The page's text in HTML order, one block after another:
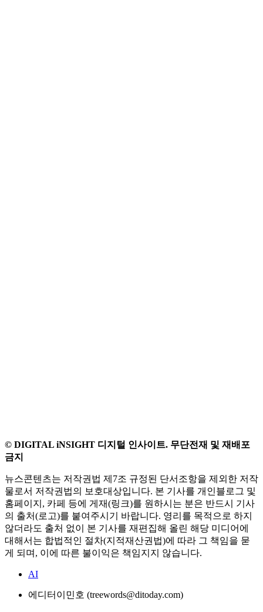
© DIGITAL iNSIGHT 디지털 인사이트. 무단전재 및 재배포
금지
뉴스콘텐츠는 저작권법 제7조 규정된 단서조항을 제외한 저작
물로서 저작권법의 보호대상입니다. 본 기사를 개인블로그 및
홈페이지, 카페 등에 게재(링크)를 원하시는 분은 반드시 기사
의 출처(로고)를 붙여주시기 바랍니다. 영리를 목적으로 하지
않더라도 출처 없이 본 기사를 재편집해 올린 해당 미디어에
대해서는 합법적인 절차(지적재산권법)에 따라 그 책임을 묻
게 되며, 이에 따른 불이익은 책임지지 않습니다.
AI
에디터 이민호 (treewords@ditoday.com)